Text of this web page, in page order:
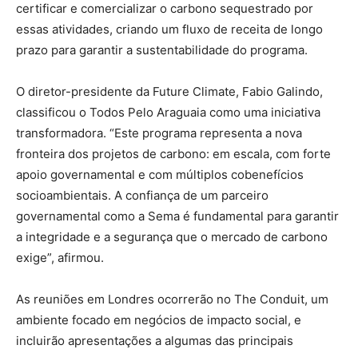
certificar e comercializar o carbono sequestrado por
essas atividades, criando um fluxo de receita de longo
prazo para garantir a sustentabilidade do programa.
O diretor-presidente da Future Climate, Fabio Galindo,
classificou o Todos Pelo Araguaia como uma iniciativa
transformadora. “Este programa representa a nova
fronteira dos projetos de carbono: em escala, com forte
apoio governamental e com múltiplos cobenefícios
socioambientais. A confiança de um parceiro
governamental como a Sema é fundamental para garantir
a integridade e a segurança que o mercado de carbono
exige”, afirmou.
As reuniões em Londres ocorrerão no The Conduit, um
ambiente focado em negócios de impacto social, e
incluirão apresentações a algumas das principais